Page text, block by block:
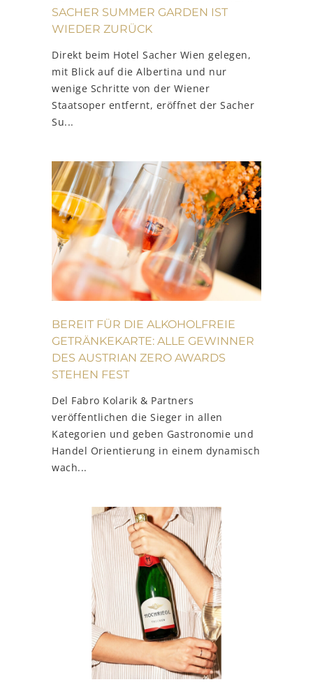
SACHER SUMMER GARDEN IST
WIEDER ZURÜCK
Direkt beim Hotel Sacher Wien gelegen,
mit Blick auf die Albertina und nur
wenige Schritte von der Wiener
Staatsoper entfernt, eröffnet der Sacher
Su...
BEREIT FÜR DIE ALKOHOLFREIE
GETRÄNKEKARTE: ALLE GEWINNER
DES AUSTRIAN ZERO AWARDS
STEHEN FEST
Del Fabro Kolarik & Partners
veröffentlichen die Sieger in allen
Kategorien und geben Gastronomie und
Handel Orientierung in einem dynamisch
wach...